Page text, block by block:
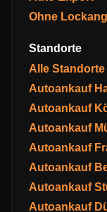
Ohne
Standorte
Alle Standorte
Autoankauf
Autoankauf
Autoankauf
Autoankauf
Autoankauf
Autoankauf
Autoankauf